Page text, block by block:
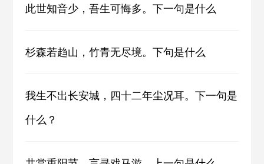
此世知音少，吾生可悔多。下一句是什么
杉森若趋山，竹青无尽境。下句是什么
我生不出长安城，四十二年尘况耳。下一句是
什么？